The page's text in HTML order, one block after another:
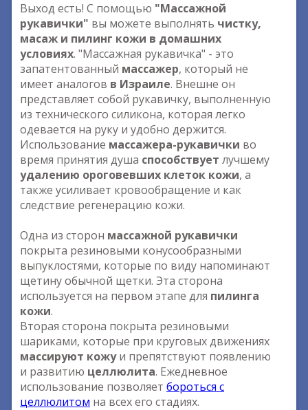
Выход есть! С помощью "Массажной
рукавички" вы можете выполнять чистку,
масаж и пилинг кожи в домашних
условиях. "Массажная рукавичка" - это
запатентованный массажер, который не
имеет аналогов в Израиле. Внешне он
представляет собой рукавичку, выполненную
из технического силикона, которая легко
одевается на руку и удобно держится.
Использование массажера-рукавички во
время принятия душа способствует лучшему
удалению ороговевших клеток кожи, а
также усиливает кровообращение и как
следствие регенерацию кожи.
Одна из сторон массажной рукавички
покрыта резиновыми конусообразными
выпуклостями, которые по виду напоминают
щетину обычной щетки. Эта сторона
используется на первом этапе для пилинга
кожи.
Вторая сторона покрыта резиновыми
шариками, которые при круговых движениях
массируют кожуи препятствуют появлению
и развитию целлюлита. Ежедневное
использование позволяет бороться с
целлюлитом на всех его стадиях.